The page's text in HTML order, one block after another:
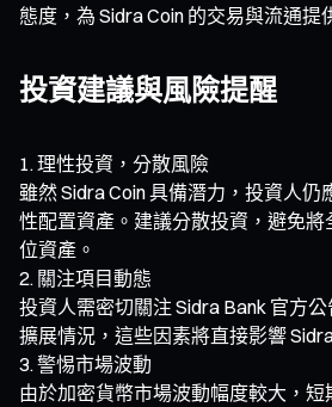
態度，為 Sidra Coin 的交易與流通提
投資建議與風險提醒
理性投資，分散風險
雖然 Sidra Coin 具備潛力，投資人
性配置資產。建議分散投資，避免
位資產。
關注項目動態
投資人需密切關注 Sidra Bank 官方
擴展情況，這些因素將直接影響
警惕市場波動
由於加密貨幣市場波動幅度較大，